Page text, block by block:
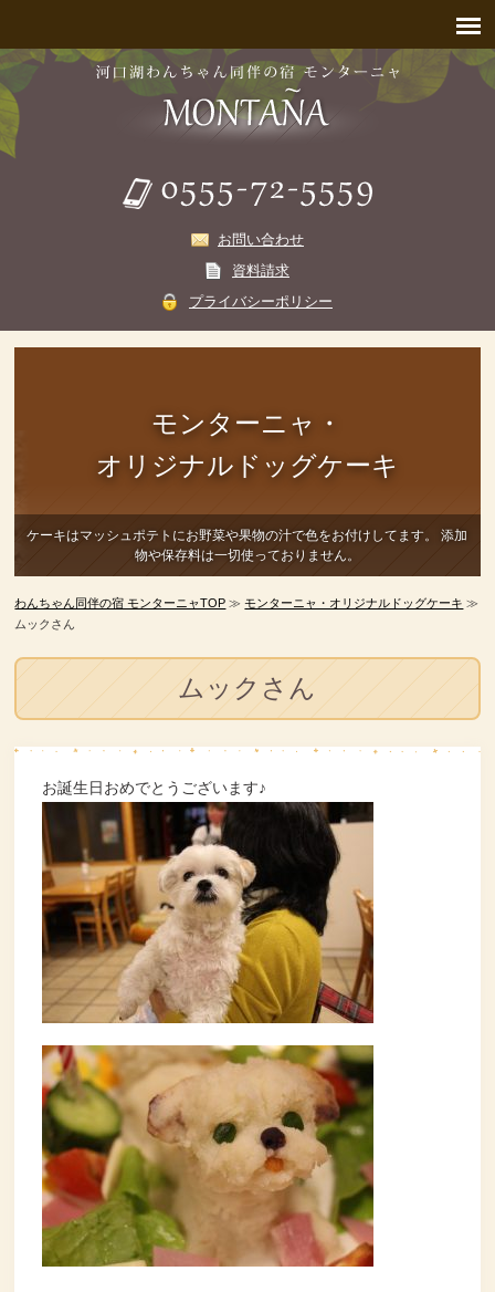
お問い合わせ
資料請求
プライバシーポリシー
モンターニャ・
オリジナルドッグケーキ
ケーキはマッシュポテトにお野菜や果物の汁で色をお付けしてます。
添加
物や保存料は一切使っておりません。
わんちゃん同伴の宿 モンターニャTOP ≫モンターニャ・オリジナルドッグケーキ ≫
ムックさん
ムックさん
お誕生日おめでとうございます♪